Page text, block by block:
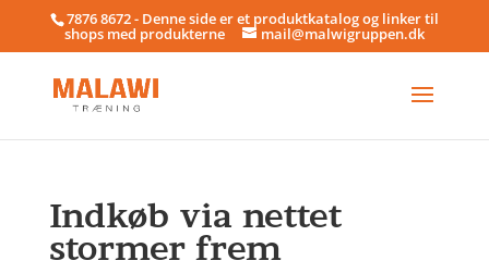
7876 8672 - Denne side er et produktkatalog og linker til
shops med produkterne mail@malwigruppen.dk
Indkøb via nettet
stormer frem